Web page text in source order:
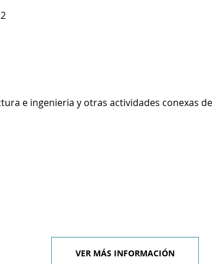
e ingenieria y otras actividades conexas de
VER MÁS INFORMACIÓN